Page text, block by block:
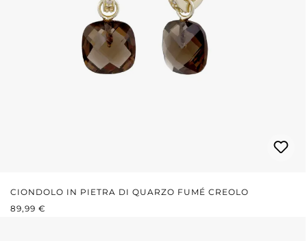
CIONDOLO IN PIETRA DI QUARZO FUMÉ CREOLO
PREZZO NORMALE:
89,99 €